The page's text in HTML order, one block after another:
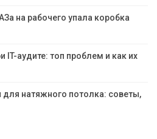
на рабочего упала коробка
IT-аудите: топ проблем и как их
для натяжного потолка: советы,